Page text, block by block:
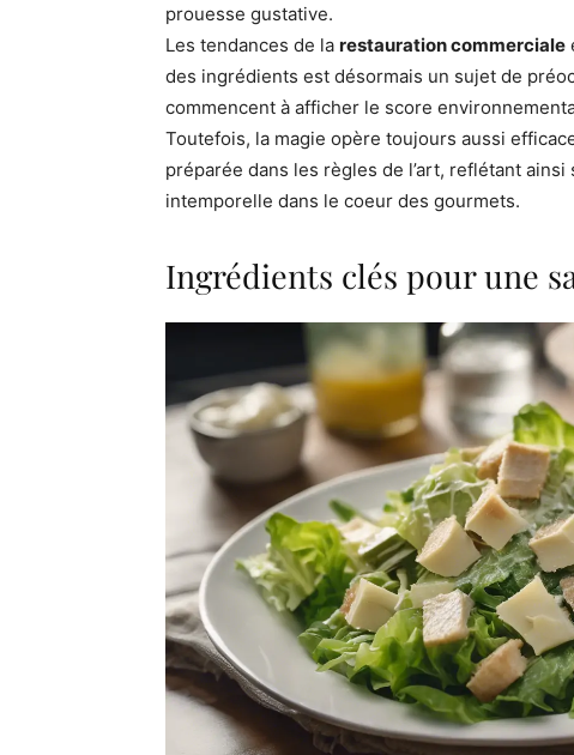
prouesse gustative.
Les tendances de la restauration commerciale
des ingrédients est désormais un sujet de
commencent à afficher le score
Toutefois, la magie opère toujours aussi
préparée dans les règles de l’art, reflétant
intemporelle dans le coeur des gourmets.
Ingrédients clés pour une